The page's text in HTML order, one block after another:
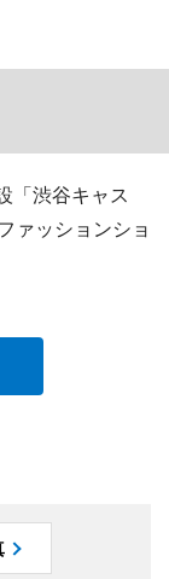
「渋谷キャス
ァッションショ